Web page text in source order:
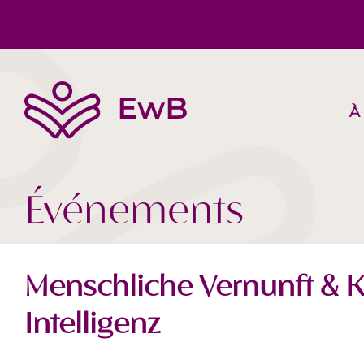
À
Événements
Menschliche Vernunft &
Intelligenz